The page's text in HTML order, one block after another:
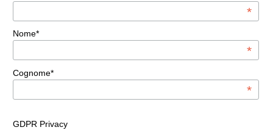
*
Nome*
*
Cognome*
*
GDPR Privacy